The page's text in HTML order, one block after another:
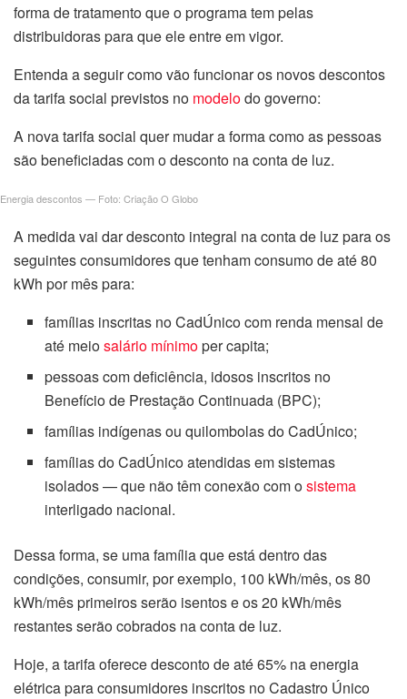
forma de tratamento que o programa tem pelas
distribuidoras para que ele entre em vigor.
Entenda a seguir como vão funcionar os novos descontos
da tarifa social previstos no modelodo governo:
A nova tarifa social quer mudar a forma como as pessoas
são beneficiadas com o desconto na conta de luz.
Energia descontos — Foto: Criação O Globo
A medida vai dar desconto integral na conta de luz para os
seguintes consumidores que tenham consumo de até 80
kWh por mês para:
famílias inscritas no CadÚnico com renda mensal de
até meiosalário mínimoper capita;
pessoas com deficiência, idosos inscritos no
Benefício de Prestação Continuada (BPC);
famílias indígenas ou quilombolas do CadÚnico;
famílias do CadÚnico atendidas em sistemas
isolados — que não têm conexão com osistema
interligado nacional.
Dessa forma, se uma família que está dentro das
condições, consumir, por exemplo, 100 kWh/mês, os 80
kWh/mês primeiros serão isentos e os 20 kWh/mês
restantes serão cobrados na conta de luz.
Hoje, a tarifa oferece desconto de até 65% na energia
elétrica para consumidores inscritos no Cadastro Único